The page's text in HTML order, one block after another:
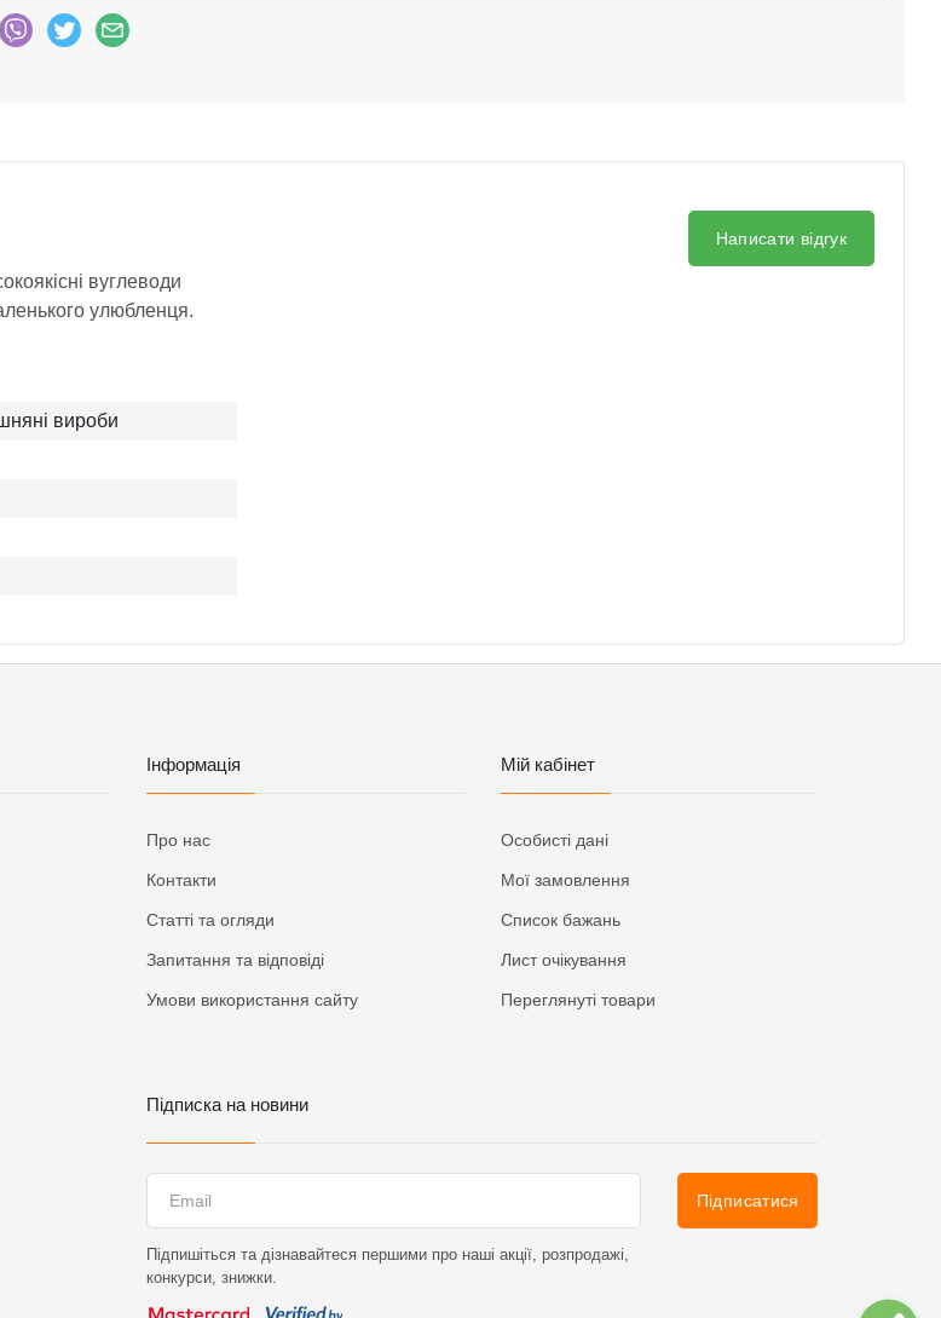
вуглеводи
улюбленця.
вироби
Написати відгук
Інформація
Про нас
Контакти
Статті та огляди
Запитання та відповіді
Умови використання сайту
Мій кабінет
Особисті дані
Мої замовлення
Список бажань
Лист очікування
Переглянуті товари
Підписка на новини
Підпишіться та дізнавайтеся першими про наші акції, розпродажі,
конкурси, знижки.
Підписатися